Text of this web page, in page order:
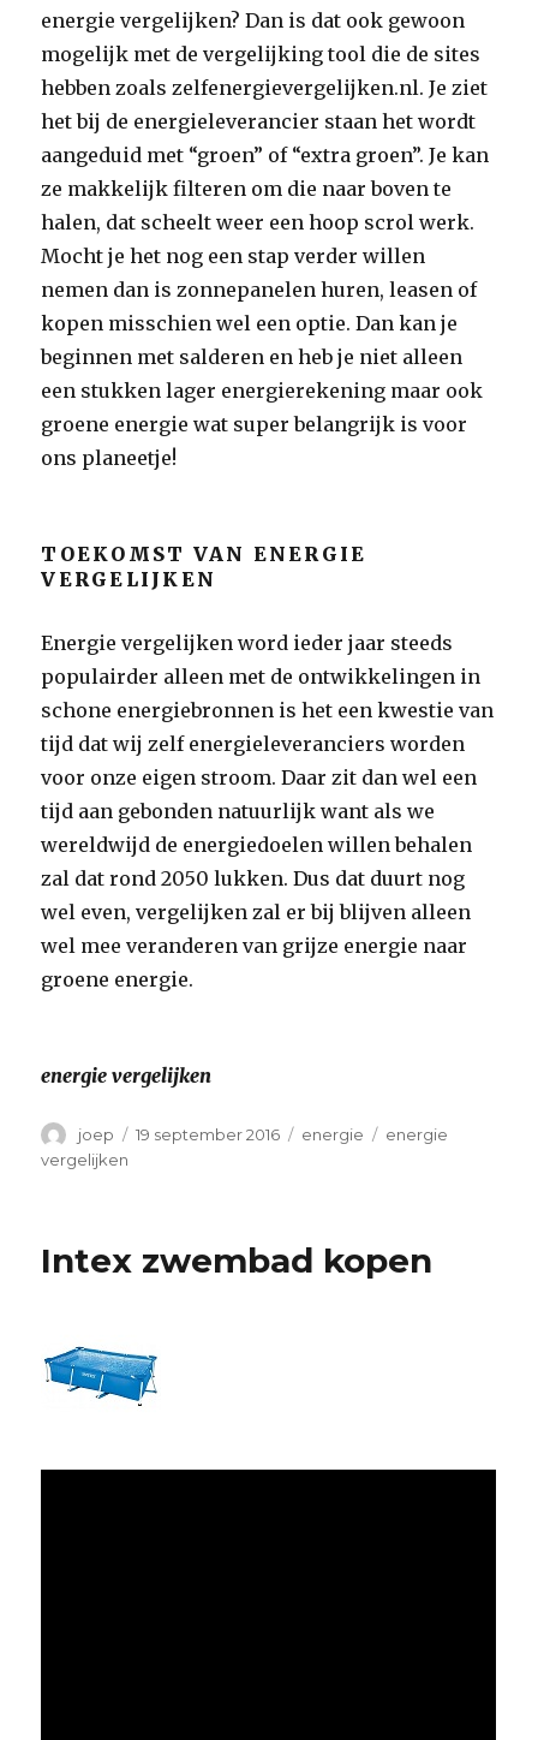
energie vergelijken? Dan is dat ook gewoon
mogelijk met de vergelijking tool die de sites
hebben zoals zelfenergievergelijken.nl. Je ziet
het bij de energieleverancier staan het wordt
aangeduid met “groen” of “extra groen”. Je kan
ze makkelijk filteren om die naar boven te
halen, dat scheelt weer een hoop scrol werk.
Mocht je het nog een stap verder willen
nemen dan is zonnepanelen huren, leasen of
kopen misschien wel een optie. Dan kan je
beginnen met salderen en heb je niet alleen
een stukken lager energierekening maar ook
groene energie wat super belangrijk is voor
ons planeetje!
TOEKOMST VAN ENERGIE
VERGELIJKEN
Energie vergelijken word ieder jaar steeds
populairder alleen met de ontwikkelingen in
schone energiebronnen is het een kwestie van
tijd dat wij zelf energieleveranciers worden
voor onze eigen stroom. Daar zit dan wel een
tijd aan gebonden natuurlijk want als we
wereldwijd de energiedoelen willen behalen
zal dat rond 2050 lukken. Dus dat duurt nog
wel even, vergelijken zal er bij blijven alleen
wel mee veranderen van grijze energie naar
groene energie.
energie vergelijken
Auteur
joep
Geplaatst
19 september 2016 Categorieën
energie Tags
energie
vergelijken
Intex zwembad kopen